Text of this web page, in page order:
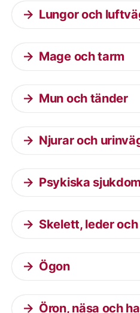
Lungor och
Mage och tarm
Mun och tänder
Njurar och
Psykiska
Skelett, leder
Ögon
Öron, näsa och